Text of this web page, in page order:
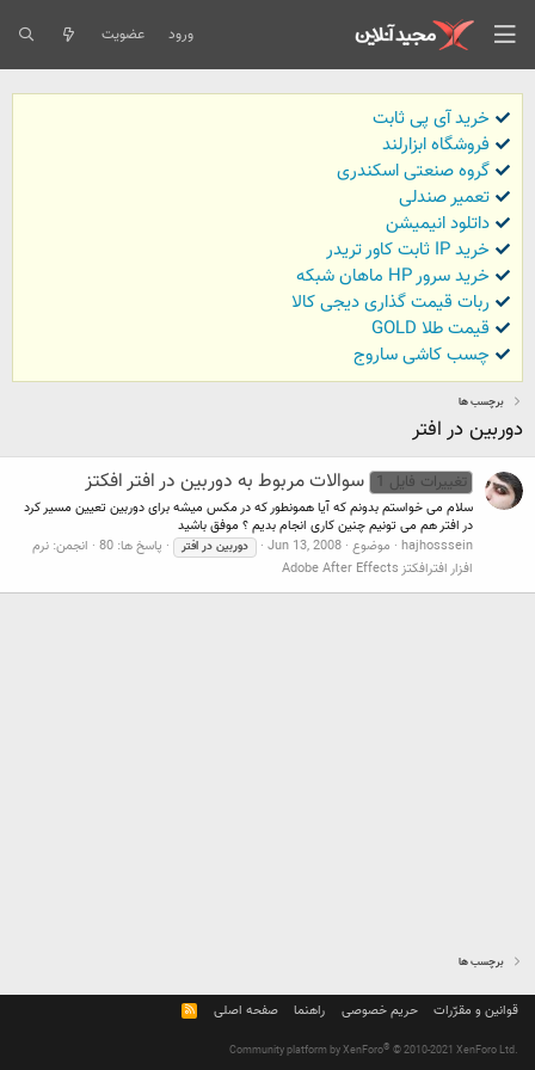
ورود عضویت
خرید آی پی ثابت
فروشگاه ابزارلند
گروه صنعتی اسکندری
تعمیر صندلی
داتلود انیمیشن
خرید IP ثابت کاور تریدر
خرید سرور HP ماهان شبکه
ربات قیمت گذاری دیجی کالا
قیمت طلا GOLD
چسب کاشی ساروج
برچسب ها
دوربین در افتر
تغییرات فایل 1 سوالات مربوط به دوربین در افتر افکتز
سلام می خواستم بدونم که آیا همونطور که در مکس میشه برای دوربین تعیین مسیر کرد
در افتر هم می تونیم چنین کاری انجام بدیم ؟ موفق باشید
hajhosssein موضوع Jun 13, 2008 دوربین در افتر پاسخ ها: 80 انجمن: نرم
افزار افترافکتز Adobe After Effects
برچسب ها
قوانین و مقرّرات حریم خصوصی راهنما صفحه اصلی
R
S
Community platform by XenForo® © 2010-2021 XenForo Ltd.